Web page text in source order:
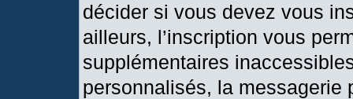
décider si vous devez vous
ailleurs, l’inscription vous
supplémentaires
personnalisés, la messagerie